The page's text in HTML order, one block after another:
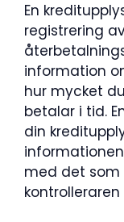
En
registrering
information
hur mycket
betalar i tid.
din
med det som